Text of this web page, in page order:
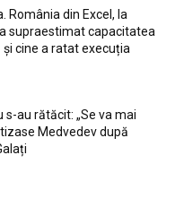
România din Excel, la
supraestimat capacitatea
cine a ratat execuția
s-au rătăcit: „Se va mai
Medvedev după